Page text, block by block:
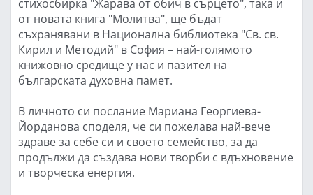
стихосбирка "Жарава от обич в сърцето", така и
от новата книга "Молитва", ще бъдат
съхранявани в Национална библиотека "Св. св.
Кирил и Методий" в София – най-голямото
книжовно средище у нас и пазител на
българската духовна памет.
В личното си послание Мариана Георгиева-
Йорданова споделя, че си пожелава най-вече
здраве за себе си и своето семейство, за да
продължи да създава нови творби с вдъхновение
и творческа енергия.